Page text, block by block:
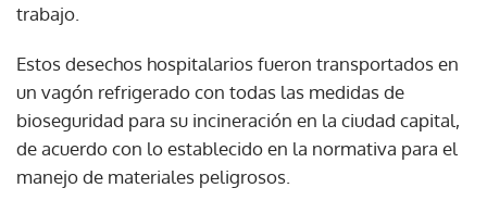
trabajo.
Estos desechos hospitalarios fueron transportados en
un vagón refrigerado con todas las medidas de
bioseguridad para su incineración en la ciudad capital,
de acuerdo con lo establecido en la normativa para el
manejo de materiales peligrosos.